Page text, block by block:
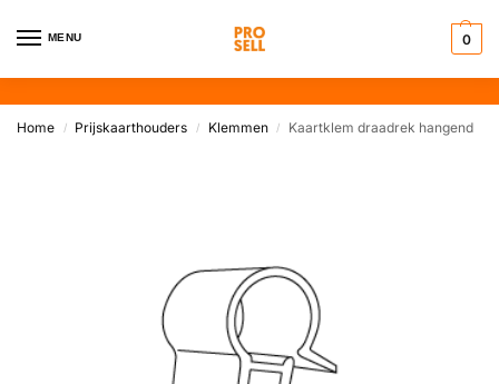
MENU 0
Home / Prijskaarthouders / Klemmen / Kaartklem draadrek hangend